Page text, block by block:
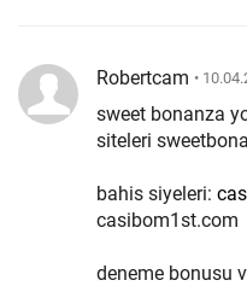
Robertcam •
sweet bonanza
siteleri
bahis siyeleri:
casibom1st.com
deneme bonusu